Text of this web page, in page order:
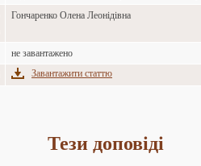
Гончаренко Олена Леонідівна
не завантажено
Завантажити статтю
Тези доповіді